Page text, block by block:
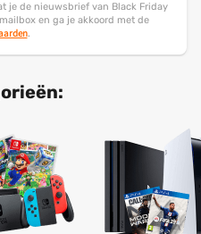
je de nieuwsbrief van Black Friday
en ga je akkoord met de
.